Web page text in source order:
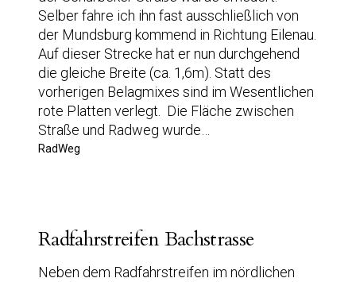
Selber fahre ich ihn fast ausschließlich von
der Mundsburg kommend in Richtung Eilenau.
Auf dieser Strecke hat er nun durchgehend
die gleiche Breite (ca. 1,6m). Statt des
vorherigen Belagmixes sind im Wesentlichen
rote Platten verlegt. Die Fläche zwischen
Straße und Radweg wurde…
RadWeg
Radfahrstreifen Bachstrasse
Neben dem Radfahrstreifen im nördlichen